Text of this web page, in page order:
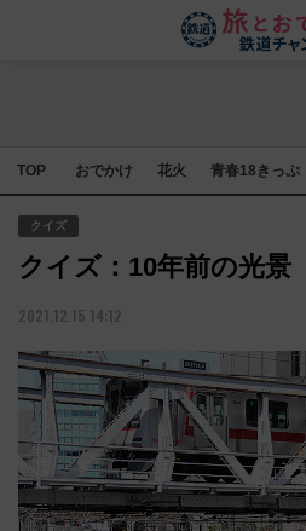
TOP おでかけ 花火 青春18きっぷ
クイズ
クイズ：10年前の光景
2021.12.15 14:12